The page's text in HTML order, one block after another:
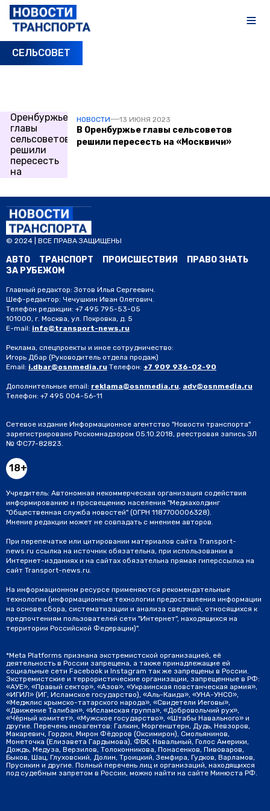
СЕЛЬСОВЕТ
НОВОСТИ 13 ИЮНЯ 2023
В Оренбуржье главы сельсоветов
решили пересесть на «Москвичи»
© 2024 | ВСЕ ПРАВА ЗАЩИЩЕНЫ
АВТО ТРАНСПОРТ ПРОИСШЕСТВИЯ
ПРАВО ЗНАТЬ
ЗА РУБЕЖОМ
Главный редактор: Зотов Илья Сергеевич.
Шеф-редактор: Чечушкин Иван Олегович.
Телефон редакции: +7 495 795-53-05
101000, г. Москва, ул. Покровка, д. 5
E-mail: info@transport-news.ru
Реклама, спецпроекты и иное сотрудничество:
Игорь Дбар (Руководитель отдела продаж)
Email: i.dbar@osnmedia.ru Телефон: +7 909 936-02-90
Дополнительные email: reklama@osnmedia.ru, adv@osnmedia.ru
Телефон: +7 495 004-56-11
Сетевое издание Информационное агентство "Новости транспорта"
зарегистрировано Роскомнадзором 05.10.2018, реестровая запись ЭЛ
№ ФС77-82823.
18+
Учредитель: Автономная некоммерческая организация содействия
информированию и просвещению населения "Медиахолдинг
"Общественная служба новостей" (ОГРН 1187700006328).
Мнение редакции может не совпадать с мнением авторов.
При перепечатке или цитировании материалов сайта Transport-
news.ru ссылка на источник обязательна, при использовании в
Интернет-изданиях и на сайтах обязательна прямая гиперссылка на
сайт Transport-news.ru.
На информационном ресурсе применяются рекомендательные
технологии (информационные технологии предоставления информации
на основе сбора, систематизации и анализа сведений, относящихся к
предпочтениям пользователей сети "Интернет", находящихся на
территории Российской Федерации)".
*Meta Platforms признана экстремистской организацией, её
деятельность в России запрещена, а также принадлежащие ей
социальные сети Facebook и Instagram так же запрещены в России.
Экстремистские и террористические организации, запрещенные в РФ:
«АУЕ», «Правый сектор», «Азов», «Украинская повстанческая армия»,
«ИГИЛ» (ИГ, Исламское государство), «Аль-Каида», «УНА-УНСО»,
«Меджлис крымско-татарского народа», «Свидетели Иеговы»,
«Движение Талибан», «Исламская группа», «Добровольчий рух»,
«Чёрный комитет», «Мужское государство», «Штабы Навального» и
другие. Перечень иноагентов: Галкин, Моргенштерн, Дудь, Невзоров,
Макаревич, Гордон, Мирон Фёдоров (Оксимирон), Смольянинов,
Монеточка (Елизавета Гардымова), ФБК, Навальный, Голос Америки,
Дождь, Медуза, Верзилов, Толоконникова, Понасенков, Пивоваров,
Быков, Шац, Глуховский, Долин, Троицкий, Земфира, Гудков, Варламов,
Прусикин и другие. Полный перечень лиц и организаций, находящихся
под судебным запретом в России, можно найти на сайте Минюста РФ.